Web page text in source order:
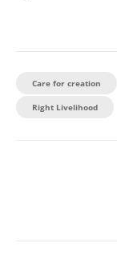
Care for creation
Right Livelihood